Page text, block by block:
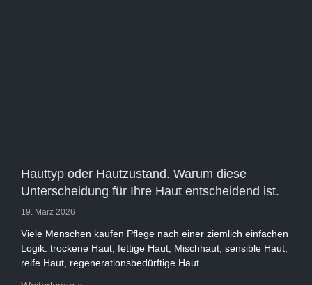
Hauttyp oder Hautzustand. Warum diese
Unterscheidung für Ihre Haut entscheidend ist.
19. März 2026
Viele Menschen kaufen Pflege nach einer ziemlich einfachen
Logik: trockene Haut, fettige Haut, Mischhaut, sensible Haut,
reife Haut, regenerationsbedürftige Haut.